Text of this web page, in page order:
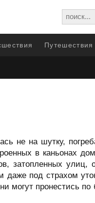
не на шутку,
в каньонах
затопленных улиц,
даже под страхом
могут пронестись